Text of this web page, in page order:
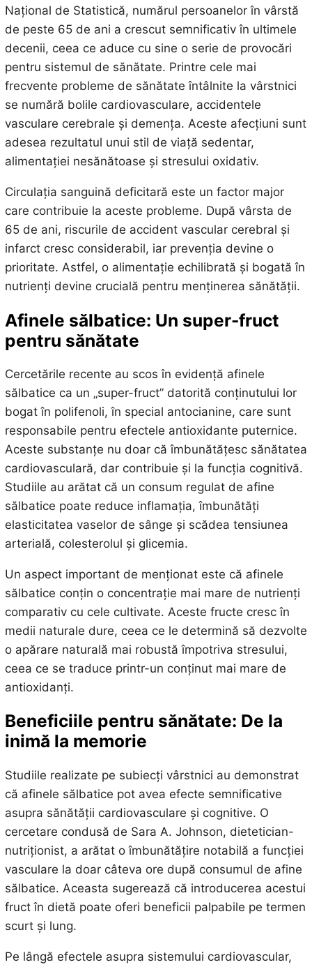
Național de Statistică, numărul persoanelor în vârstă
de peste 65 de ani a crescut semnificativ în ultimele
decenii, ceea ce aduce cu sine o serie de provocări
pentru sistemul de sănătate. Printre cele mai
frecvente probleme de sănătate întâlnite la vârstnici
se numără bolile cardiovasculare, accidentele
vasculare cerebrale și demența. Aceste afecțiuni sunt
adesea rezultatul unui stil de viață sedentar,
alimentației nesănătoase și stresului oxidativ.
Circulația sanguină deficitară este un factor major
care contribuie la aceste probleme. După vârsta de
65 de ani, riscurile de accident vascular cerebral și
infarct cresc considerabil, iar prevenția devine o
prioritate. Astfel, o alimentație echilibrată și bogată în
nutrienți devine crucială pentru menținerea sănătății.
Afinele sălbatice: Un super-fruct
pentru sănătate
Cercetările recente au scos în evidență afinele
sălbatice ca un „super-fruct” datorită conținutului lor
bogat în polifenoli, în special antocianine, care sunt
responsabile pentru efectele antioxidante puternice.
Aceste substanțe nu doar că îmbunătățesc sănătatea
cardiovasculară, dar contribuie și la funcția cognitivă.
Studiile au arătat că un consum regulat de afine
sălbatice poate reduce inflamația, îmbunătăți
elasticitatea vaselor de sânge și scădea tensiunea
arterială, colesterolul și glicemia.
Un aspect important de menționat este că afinele
sălbatice conțin o concentrație mai mare de nutrienți
comparativ cu cele cultivate. Aceste fructe cresc în
medii naturale dure, ceea ce le determină să dezvolte
o apărare naturală mai robustă împotriva stresului,
ceea ce se traduce printr-un conținut mai mare de
antioxidanți.
Beneficiile pentru sănătate: De la
inimă la memorie
Studiile realizate pe subiecți vârstnici au demonstrat
că afinele sălbatice pot avea efecte semnificative
asupra sănătății cardiovasculare și cognitive. O
cercetare condusă de Sara A. Johnson, dietetician-
nutriționist, a arătat o îmbunătățire notabilă a funcției
vasculare la doar câteva ore după consumul de afine
sălbatice. Aceasta sugerează că introducerea acestui
fruct în dietă poate oferi beneficii palpabile pe termen
scurt și lung.
Pe lângă efectele asupra sistemului cardiovascular,